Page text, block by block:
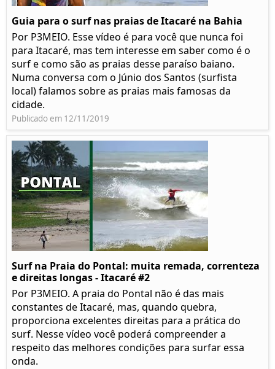
Guia para o surf nas praias de Itacaré na Bahia
Por P3MEIO. Esse vídeo é para você que nunca foi
para Itacaré, mas tem interesse em saber como é o
surf e como são as praias desse paraíso baiano.
Numa conversa com o Júnio dos Santos (surfista
local) falamos sobre as praias mais famosas da
cidade.
Publicado em 12/11/2019
Surf na Praia do Pontal: muita remada, correnteza
e direitas longas - Itacaré #2
Por P3MEIO. A praia do Pontal não é das mais
constantes de Itacaré, mas, quando quebra,
proporciona excelentes direitas para a prática do
surf. Nesse vídeo você poderá compreender a
respeito das melhores condições para surfar essa
onda.